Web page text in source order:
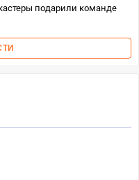
подарили команде